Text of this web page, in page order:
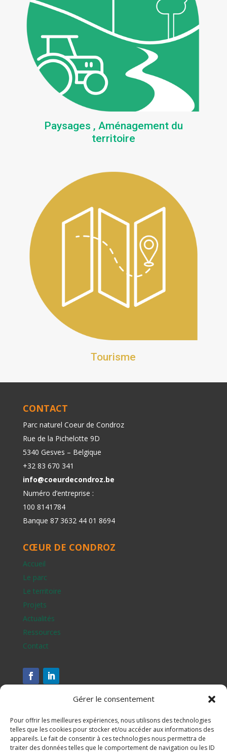
Gérer le consentement
Pour offrir les meilleures expériences, nous utilisons des technologies
telles que les cookies pour stocker et/ou accéder aux informations des
appareils. Le fait de consentir à ces technologies nous permettra de
traiter des données telles que le comportement de navigation ou les ID
Paysages , Aménagement du
territoire
Tourisme
CONTACT
Parc naturel Coeur de Condroz
Rue de la Pichelotte 9D
5340 Gesves – Belgique
+32 83 670 341
info@coeurdecondroz.be
Numéro d’entreprise :
100 8141784
Banque 87 3632 44 01 8694
CŒUR DE CONDROZ
Accueil
Le parc
Le territoire
Projets
Actualités
Ressources
Contact